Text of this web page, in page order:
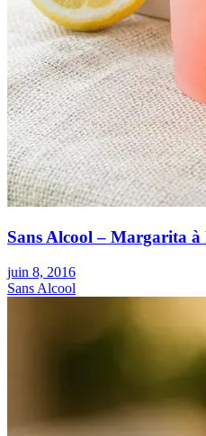
Sans Alcool – Margarita à
juin 8, 2016
Sans Alcool